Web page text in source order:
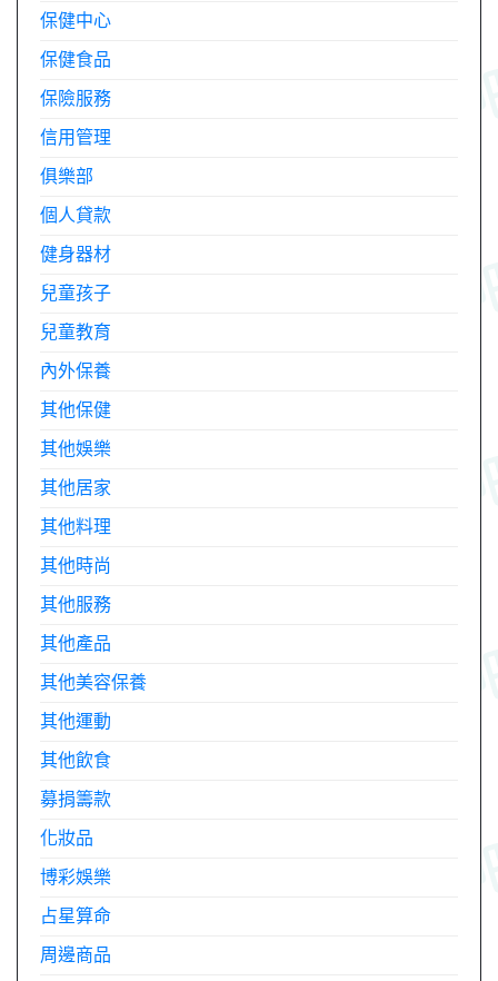
保健中心
保健食品
保險服務
信用管理
俱樂部
個人貸款
健身器材
兒童孩子
兒童教育
內外保養
其他保健
其他娛樂
其他居家
其他料理
其他時尚
其他服務
其他產品
其他美容保養
其他運動
其他飲食
募捐籌款
化妝品
博彩娛樂
占星算命
周邊商品